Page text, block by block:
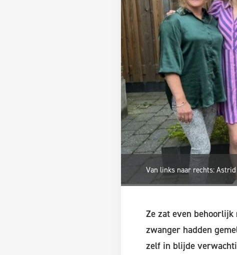
Van links naar rechts:
Ze zat even
zwanger hadden
zelf in blijde